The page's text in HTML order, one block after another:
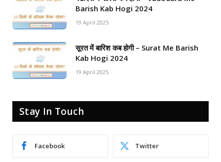
Barish Kab Hogi 2024
19 April 2025
सूरत में बारिश कब होगी – Surat Me Barish
Kab Hogi 2024
19 April 2025
Stay In Touch
Facebook Twitter